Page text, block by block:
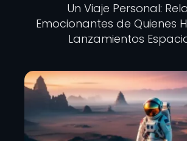
Un Viaje Personal:
Emocionantes de Quienes
Lanzamientos